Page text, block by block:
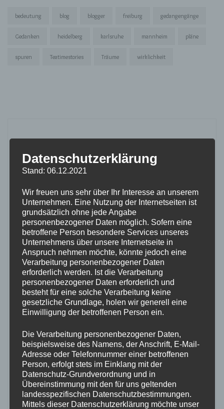
bedeutung blog blogger freiburg gedangengänge
Gedanken heidelberg karlsruhe mannheim pläne
spuren Teatimestories Träume wirklichkeit
Momo
Hey! Willkommen auf meinem Blog. Ich bin 26 und
schreibe für mein Leben gern. Auf meinem Blog
findest du einmal den Journal, in dem ich Interviews
durchführe und dir aktuelles mitteile, aber auch die
TeaTimeStories, in denen es um Gedankengänge
und Kurzgeschichten geht, als auch mein E-Book
"We all are just Stories" in dem mehrere Kapitel
meiner Kurzgeschichte veröffentlicht sind.
Außerdem habe ich seit 2021 einen Podcast mit
Annika, der heißt Foto meets Video - auch diesen
kannst du hierüber hören. Viel Spaß beim Stöbern!
:) Deine Momo
Datenschutzerklärung
Stand: 06.12.2021
Wir freuen uns sehr über Ihr Interesse an unserem
Unternehmen. Eine Nutzung der Internetseiten ist
grundsätzlich ohne jede Angabe
personenbezogener Daten möglich. Sofern eine
betroffene Person besondere Services unseres
Unternehmens über unsere Internetseite in
Anspruch nehmen möchte, könnte jedoch eine
Verarbeitung personenbezogener Daten
erforderlich werden. Ist die Verarbeitung
personenbezogener Daten erforderlich und
besteht für eine solche Verarbeitung keine
gesetzliche Grundlage, holen wir generell eine
Einwilligung der betroffenen Person ein.
Die Verarbeitung personenbezogener Daten,
beispielsweise des Namens, der Anschrift, E-Mail-
Adresse oder Telefonnummer einer betroffenen
Person, erfolgt stets im Einklang mit der
Datenschutz-Grundverordnung und in
Übereinstimmung mit den für uns geltenden
landesspezifischen Datenschutzbestimmungen.
Mittels dieser Datenschutzerklärung möchte unser